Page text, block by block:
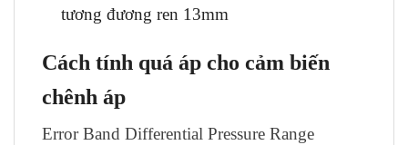
tương đương ren 13mm
Cách tính quá áp cho cảm biến
chênh áp
Error Band Differential Pressure Range